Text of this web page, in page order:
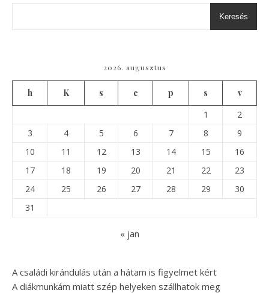
Keresés
2026. augusztus
h K s c p s
v
1
2
3
4 5 6 7 8
9
10
11 12 13 14 15
16
17
18 19 20 21 22
23
24
25 26 27 28 29
30
31
« jan
A családi kirándulás után a hátam is figyelmet kért
A diákmunkám miatt szép helyeken szállhatok meg